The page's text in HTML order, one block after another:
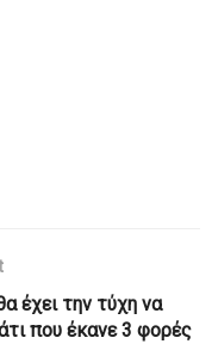
έχει την τύχη να
που έκανε 3 φορές